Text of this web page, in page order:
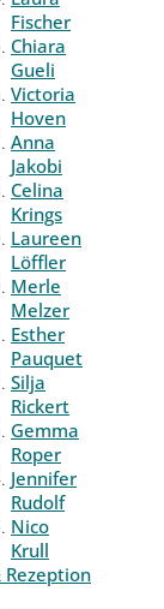
Fischer
Chiara
Gueli
Victoria
Hoven
Anna
Jakobi
Celina
Krings
Laureen
Löffler
Merle
Melzer
Esther
Pauquet
Silja
Rickert
Gemma
Roper
Jennifer
Rudolf
Nico
Krull